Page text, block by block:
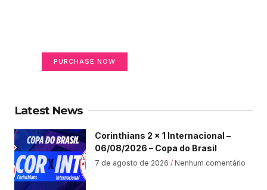
PURCHASE NOW
Latest News
Corinthians 2 x 1 Internacional –
06/08/2026 – Copa do Brasil
7 de agosto de 2026 Nenhum comentário